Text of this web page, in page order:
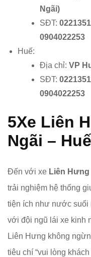
Ngãi)
SĐT:
0904022253
Huế:
Địa chỉ: VP
SĐT:
0904022253
5Xe Liên
Ngãi – Huế
Đến với xe Liên Hưng
trải nghiệm hệ thống
tiện ích như nước suối
với đội ngũ lái xe kinh
Liên Hưng không
tiêu chí “vui lòng